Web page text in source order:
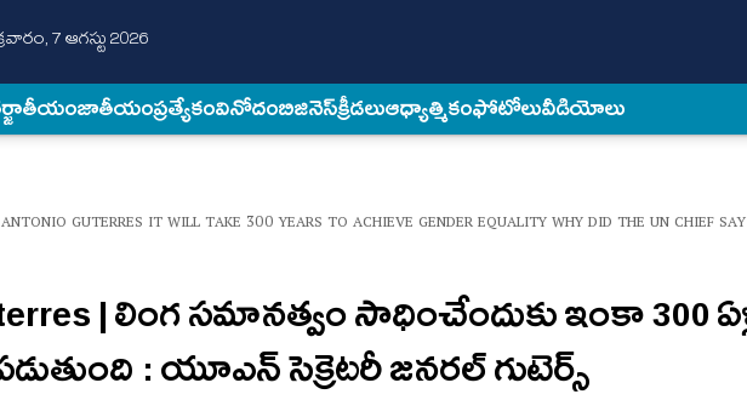
7 ఆగస్టు 2026
జాతీయంప్రత్యేకంవినోదంబిజినెస్క్రీడలుఆధ్యాత్మికంఫోటోలువీడియోలు
GUTERRES IT WILL TAKE 300 YEARS TO ACHIEVE GENDER EQUALITY WHY DID THE UN CHIEF
| లింగ సమానత్వం సాధించేందుకు ఇంకా 300
: యూఎన్‌ సెక్రెటరీ జనరల్‌ గుటెర్స్